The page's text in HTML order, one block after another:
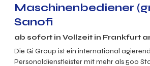
Maschinenbediener
Sanofi
ab sofort in Vollzeit in Frankfurt
Die Gi Group ist ein international
Personaldienstleister mit mehr als 500